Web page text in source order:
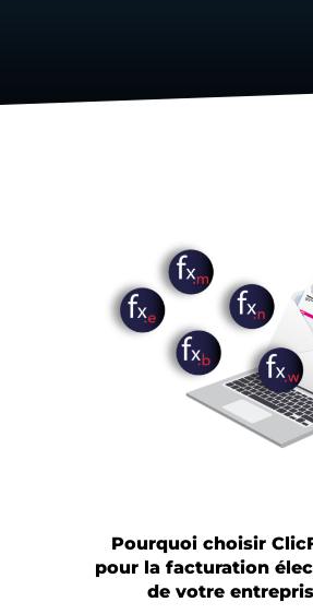
Pourquoi choisir
pour la facturation
de votre